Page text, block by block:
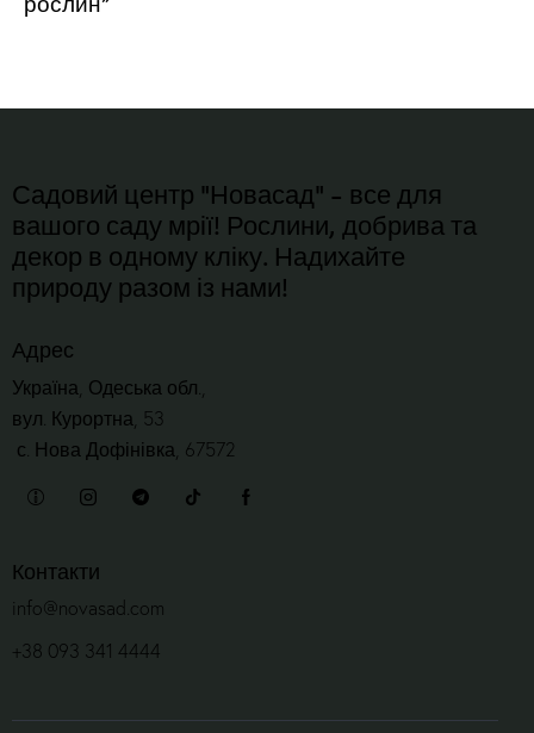
Садовий центр "Новасад" - все для
вашого саду мрії! Рослини, добрива та
декор в одному кліку. Надихайте
природу разом із нами!
Адрес
Україна, Одеська обл.,
вул. Курортна, 53
с. Нова Дофінівка, 67572
Контакти
info@novasad.com
+38 093 341 4444